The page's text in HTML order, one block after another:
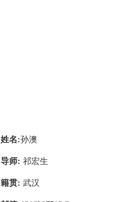
姓名:孙澳
导师: 祁宏生
籍贯: 武汉